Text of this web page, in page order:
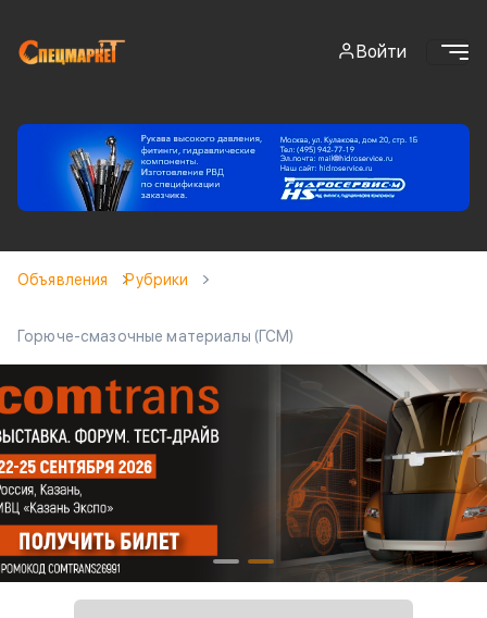
Войти
Объявления Рубрики
Горюче-смазочные материалы (ГСМ)